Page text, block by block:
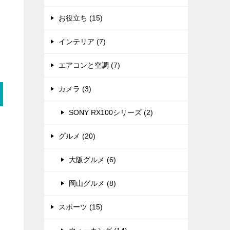
お役立ち (15)
インテリア (7)
エアコンと空調 (7)
カメラ (3)
SONY RX100シリーズ (2)
グルメ (20)
大阪グルメ (6)
岡山グルメ (8)
スポーツ (15)